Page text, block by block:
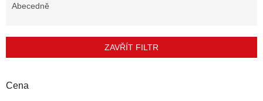
r
d
Abecedně
ZAVŘÍT FILTR
Cena